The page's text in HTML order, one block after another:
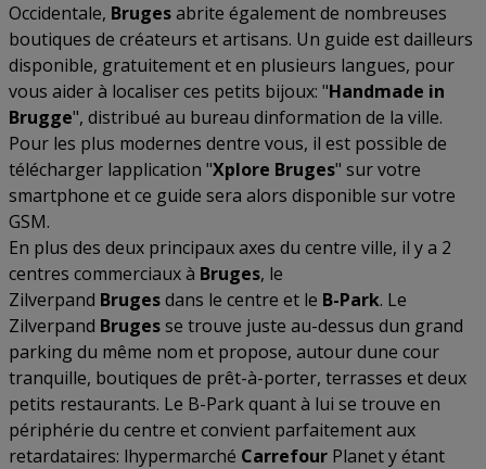
Occidentale, Brugesabrite également de nombreuses
boutiques de créateurs et artisans. Un guide est dailleurs
disponible, gratuitement et en plusieurs langues, pour
vous aider à localiser ces petits bijoux: "Handmade in
Brugge", distribué au bureau dinformation de la ville.
Pour les plus modernes dentre vous, il est possible de
télécharger lapplication "Xplore Bruges" sur votre
smartphone et ce guide sera alors disponible sur votre
GSM.
En plus des deux principaux axes du centre ville, il y a 2
centres commerciaux à Bruges, le
Zilverpand Brugesdans le centre et le B-Park. Le
Zilverpand Brugesse trouve juste au-dessus dun grand
parking du même nom et propose, autour dune cour
tranquille, boutiques de prêt-à-porter, terrasses et deux
petits restaurants. Le B-Park quant à lui se trouve en
périphérie du centre et convient parfaitement aux
retardataires: lhypermarché Carrefour Planet y étant